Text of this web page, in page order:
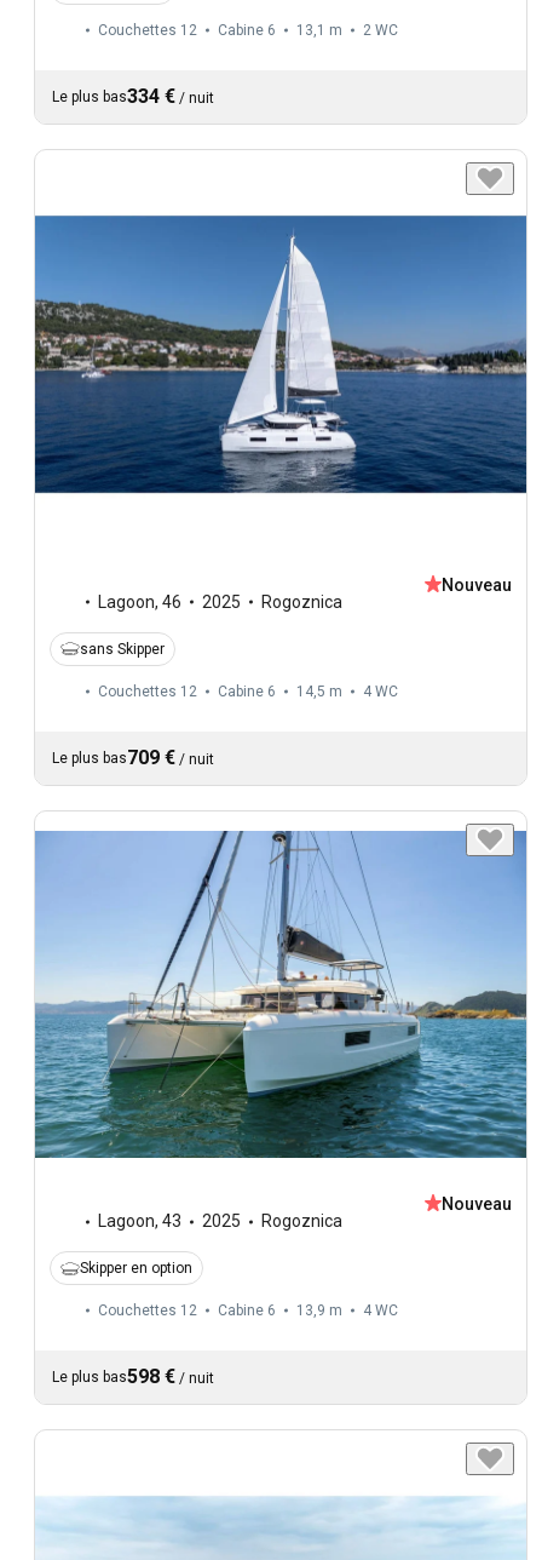
Couchettes 12 Cabine 6 13,1 m 2 WC
Le plus bas334 € / nuit
Lagoon, 46 2025 Rogoznica
Nouveau
sans Skipper
Couchettes 12 Cabine 6 14,5 m 4 WC
Le plus bas709 € / nuit
Lagoon, 43 2025 Rogoznica
Nouveau
Skipper en option
Couchettes 12 Cabine 6 13,9 m 4 WC
Le plus bas598 € / nuit